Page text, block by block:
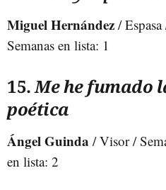
Miguel Hernández /
Semanas en lista: 1
15.Me he fumado
poética
Ángel Guinda / Visor /
en lista: 2